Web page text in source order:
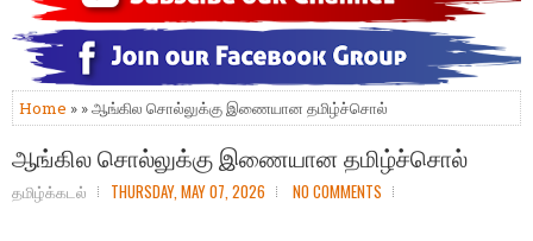
Home » » ஆங்கில சொல்லுக்கு இணையான தமிழ்ச்சொல்
ஆங்கில சொல்லுக்கு இணையான தமிழ்ச்சொல்
தமிழ்க்கடல் THURSDAY, MAY 07, 2026 NO COMMENTS